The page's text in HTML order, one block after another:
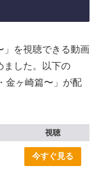
」を視聴できる動画
ました。以下の
金ヶ崎篇〜」が配
視聴
今すぐ見る